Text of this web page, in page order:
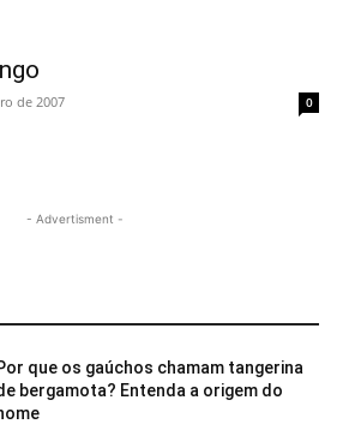
de 2007 0
- Advertisment -
que os gaúchos chamam tangerina
bergamota? Entenda a origem do